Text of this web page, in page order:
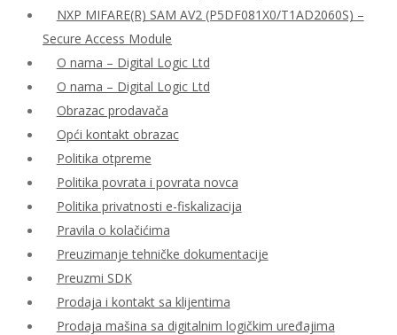
NXP MIFARE(R) SAM AV2 (P5DF081X0/T1AD2060S) –
Secure Access Module
O nama – Digital Logic Ltd
O nama – Digital Logic Ltd
Obrazac prodavača
Opći kontakt obrazac
Politika otpreme
Politika povrata i povrata novca
Politika privatnosti e-fiskalizacija
Pravila o kolačićima
Preuzimanje tehničke dokumentacije
Preuzmi SDK
Prodaja i kontakt sa klijentima
Prodaja mašina sa digitalnim logičkim uređajima